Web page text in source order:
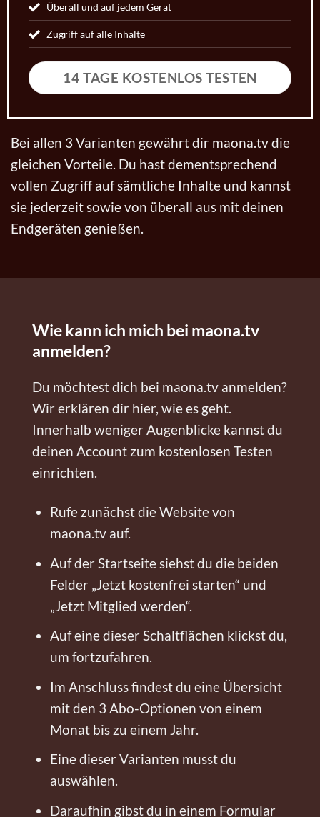
Überall und auf jedem Gerät
Zugriff auf alle Inhalte
14 TAGE KOSTENLOS TESTEN
Bei allen 3 Varianten gewährt dir maona.tv die
gleichen Vorteile. Du hast dementsprechend
vollen Zugriff auf sämtliche Inhalte und kannst
sie jederzeit sowie von überall aus mit deinen
Endgeräten genießen.
Wie kann ich mich bei maona.tv
anmelden?
Du möchtest dich bei maona.tv anmelden?
Wir erklären dir hier, wie es geht.
Innerhalb weniger Augenblicke kannst du
deinen Account zum kostenlosen Testen
einrichten.
Rufe zunächst die Website von
maona.tv auf.
Auf der Startseite siehst du die beiden
Felder „Jetzt kostenfrei starten“ und
„Jetzt Mitglied werden“.
Auf eine dieser Schaltflächen klickst du,
um fortzufahren.
Im Anschluss findest du eine Übersicht
mit den 3 Abo-Optionen von einem
Monat bis zu einem Jahr.
Eine dieser Varianten musst du
auswählen.
Daraufhin gibst du in einem Formular